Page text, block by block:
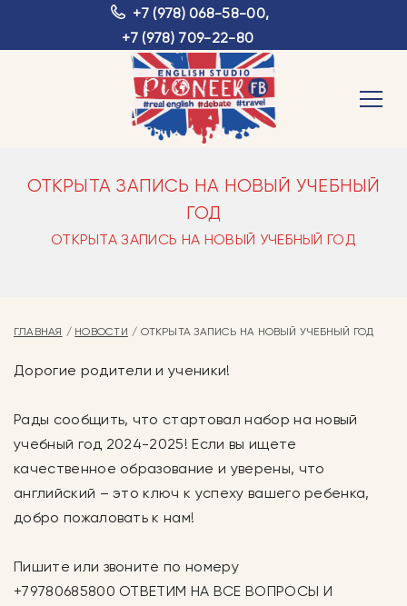
+7 (978) 068-58-00,
+7 (978) 709-22-80
ОТКРЫТА ЗАПИСЬ НА НОВЫЙ УЧЕБНЫЙ
ГОД
ОТКРЫТА ЗАПИСЬ НА НОВЫЙ УЧЕБНЫЙ ГОД
ГЛАВНАЯ НОВОСТИ ОТКРЫТА ЗАПИСЬ НА НОВЫЙ УЧЕБНЫЙ ГОД
Дорогие родители и ученики!
Рады сообщить, что стартовал набор на новый
учебный год 2024-2025! Если вы ищете
качественное образование и уверены, что
английский – это ключ к успеху вашего ребенка,
добро пожаловать к нам!
Пишите или звоните по номеру
+79780685800 ОТВЕТИМ НА ВСЕ ВОПРОСЫ И